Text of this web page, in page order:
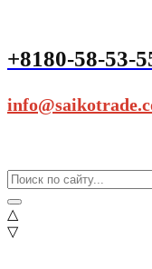
+8180-58-53-
△
▽